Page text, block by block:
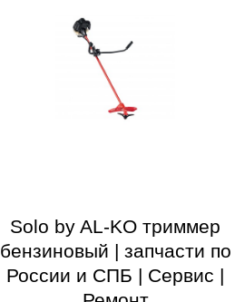
Solo by AL-KO триммер
бензиновый | запчасти по
России и СПБ | Сервис |